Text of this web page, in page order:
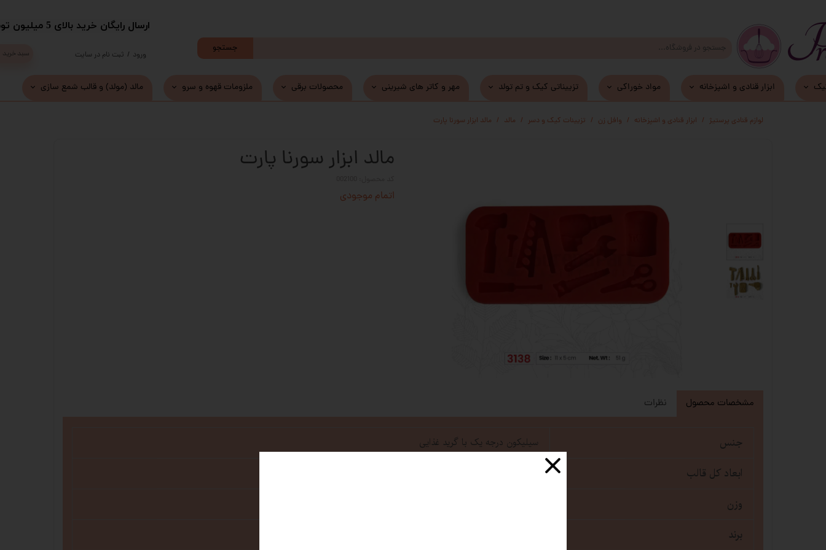
جستجو سبد خرید ورود / ثبت نام در سایت
حساب کاربری من
ابزار قنادی و اشپزخانه مواد خوراکی تزییناتی کیک و تم تولد مهر و کاتر های شیرینی محصولات برقی ملزومات قهوه و سرو مالد (مولد) و قالب شمع سازی
​ارسال رایگان خرید بالای 5 میلیون تومان با پست
لوازم قنادی پرستیژ ابزار قنادی و اشپزخانه وافل زن تزیینات کیک و دسر مالد مالد ابزار سورنا پارت
مالد ابزار سورنا پارت
اتمام موجودی
مشخصات محصول نظرات
جنس سیلیکون درجه یک با گرید غذایی
ابعاد کل قالب
وزن
برند